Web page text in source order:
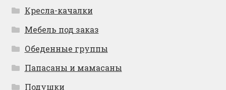
Кресла-качалки
Мебель под заказ
Обеденные группы
Папасаны и мамасаны
Подушки